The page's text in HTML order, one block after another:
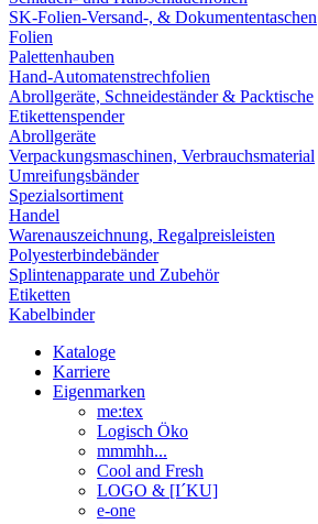
SK-Folien-Versand-, & Dokumententaschen
Folien
Palettenhauben
Hand-Automatenstrechfolien
Abrollgeräte, Schneideständer & Packtische
Etikettenspender
Abrollgeräte
Verpackungsmaschinen, Verbrauchsmaterial
Umreifungsbänder
Spezialsortiment
Handel
Warenauszeichnung, Regalpreisleisten
Polyesterbindebänder
Splintenapparate und Zubehör
Etiketten
Kabelbinder
Kataloge
Karriere
Eigenmarken
me:tex
Logisch Öko
mmmhh...
Cool and Fresh
LOGO & [I´KU]
e-one